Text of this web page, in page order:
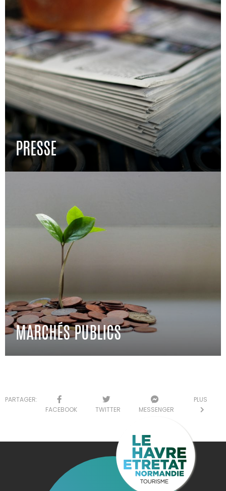
PRESSE
MARCHÉS PUBLICS
PARTAGER:
FACEBOOK
TWITTER MESSENGER
PLUS